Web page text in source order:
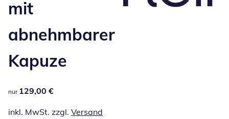
mit
abnehmbarer
Kapuze
129,00 €
nur 129,00 €
inkl. MwSt. zzgl. Versand